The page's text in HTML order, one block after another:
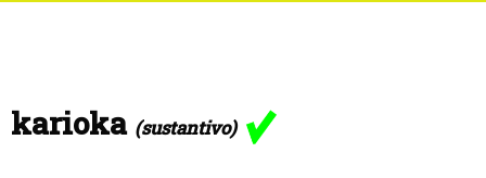
karioka (sustantivo)